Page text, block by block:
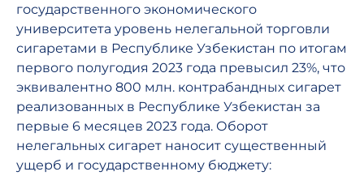
государственного экономического
университета уровень нелегальной торговли
сигаретами в Республике Узбекистан по итогам
первого полугодия 2023 года превысил 23%, что
эквивалентно 800 млн. контрабандных сигарет
реализованных в Республике Узбекистан за
первые 6 месяцев 2023 года. Оборот
нелегальных сигарет наносит существенный
ущерб и государственному бюджету: